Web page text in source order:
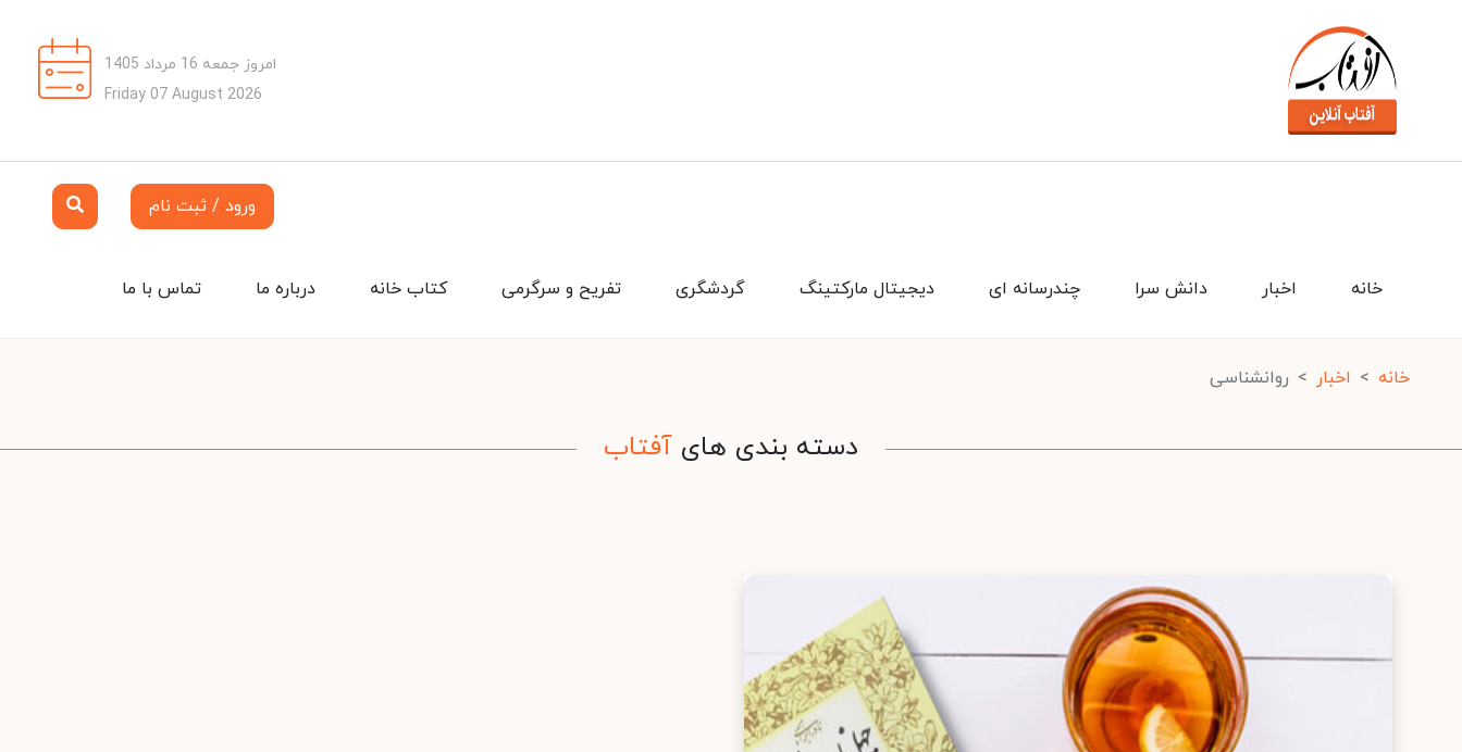
امروز جمعه 16 مرداد 1405
Friday 07 August 2026
ورود / ثبت نام
تماس با ما درباره ما کتاب خانه تفریح و سرگرمی گردشگری دیجیتال مارکتینگ چندرسانه ای دانش سرا اخبار خانه
خانه اخبار روانشناسی
دسته بندی های آفتاب